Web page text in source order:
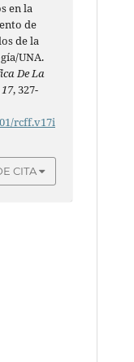
en la
de
de la
UNA.
De La
17, 327-
rcff.v17i
CITA